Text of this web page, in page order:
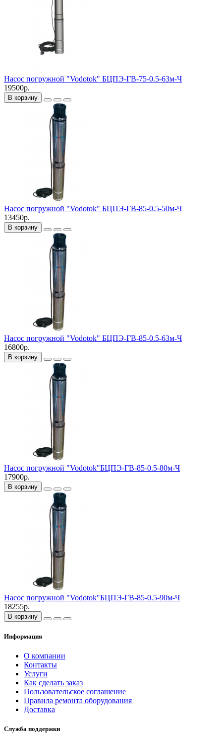
Насос погружной "Vodotok" БЦПЭ-ГВ-75-0.5-63м-Ч
19500р.
В корзину
Насос погружной "Vodotok" БЦПЭ-ГВ-85-0.5-50м-Ч
13450р.
В корзину
Насос погружной "Vodotok" БЦПЭ-ГВ-85-0.5-63м-Ч
16800р.
В корзину
Насос погружной "Vodotok"БЦПЭ-ГВ-85-0.5-80м-Ч
17900р.
В корзину
Насос погружной "Vodotok"БЦПЭ-ГВ-85-0.5-90м-Ч
18255р.
В корзину
Информация
О компании
Контакты
Услуги
Как сделать заказ
Пользовательское соглашение
Правила ремонта оборудования
Доставка
Служба поддержки